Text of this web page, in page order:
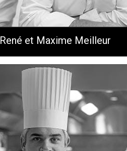
René et Maxime Meilleur